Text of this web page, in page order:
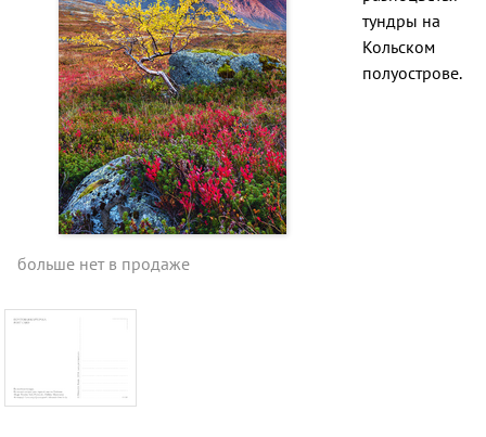
тундры на
Кольском
полуострове.
больше нет в продаже